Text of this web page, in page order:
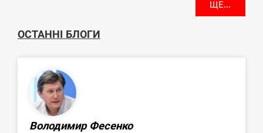
ЩЕ...
ОСТАННІ БЛОГИ
Володимир Фесенко